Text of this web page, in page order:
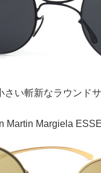
さい斬新なラウンド
Martin Margiela